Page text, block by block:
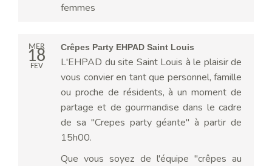
femmes
MER
18
FEV
Crêpes Party EHPAD Saint Louis
L'EHPAD du site Saint Louis à le plaisir de
vous convier en tant que personnel, famille
ou proche de résidents, à un moment de
partage et de gourmandise dans le cadre
de sa "Crepes party géante" à partir de
15h00.
Que vous soyez de l'équipe "crêpes au